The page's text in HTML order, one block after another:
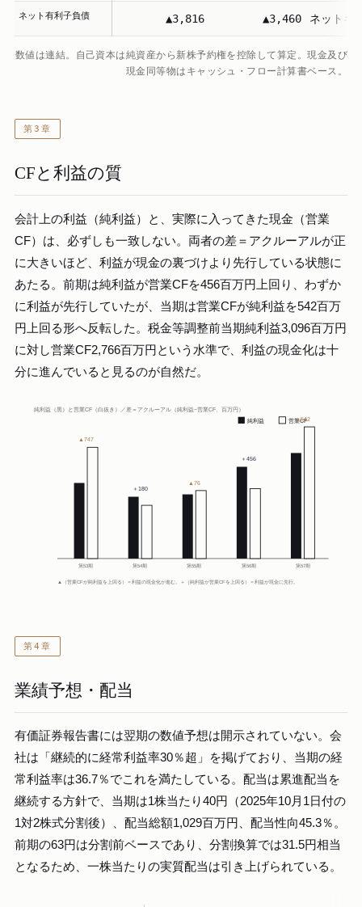
ネット有利子負債 ▲3,816 ▲3,460 ネットキ
数値は連結。自己資本は純資産から新株予約権を控除して算定。現金及び
現金同等物はキャッシュ・フロー計算書ベース。
第3章
CFと利益の質
会計上の利益（純利益）と、実際に入ってきた現金（営業
CF）は、必ずしも一致しない。両者の差＝アクルーアルが正
に大きいほど、利益が現金の裏づけより先行している状態に
あたる。前期は純利益が営業CFを456百万円上回り、わずか
に利益が先行していたが、当期は営業CFが純利益を542百万
円上回る形へ反転した。税金等調整前当期純利益3,096百万円
に対し営業CF2,766百万円という水準で、利益の現金化は十
分に進んでいると見るのが自然だ。
純利益（黒）と営業CF（白抜き）／差＝アクルーアル（純利益−営業CF、百万円）
純利益 営業CF
▲747
第53期
＋180
第54期
▲76
第55期
＋456
第56期
▲542
第57期
▲（営業CFが純利益を上回る）＝利益の現金化が進む。＋（純利益が営業CFを上回る）＝利益が現金に先行。
第4章
業績予想・配当
有価証券報告書には翌期の数値予想は開示されていない。会
社は「継続的に経常利益率30％超」を掲げており、当期の経
常利益率は36.7％でこれを満たしている。配当は累進配当を
継続する方針で、当期は1株当たり40円（2025年10月1日付の
1対2株式分割後）、配当総額1,029百万円、配当性向45.3％。
前期の63円は分割前ベースであり、分割換算では31.5円相当
となるため、一株当たりの実質配当は引き上げられている。